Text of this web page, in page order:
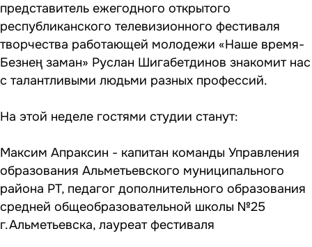
представитель ежегодного открытого
республиканского телевизионного фестиваля
творчества работающей молодежи «Наше время-
Безнең заман» Руслан Шигабетдинов знакомит нас
с талантливыми людьми разных профессий.
На этой неделе гостями студии станут:
Максим Апраксин - капитан команды Управления
образования Альметьевского муниципального
района РТ, педагог дополнительного образования
средней общеобразовательной школы №25
г.Альметьевска, лауреат фестиваля